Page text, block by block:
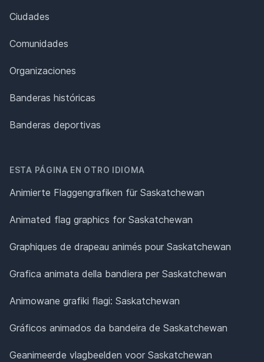
Ciudades
Comunidades
Organizaciones
Banderas históricas
Banderas deportivas
ESTA PÁGINA EN OTRO IDIOMA
Animierte Flaggengrafiken für Saskatchewan
Animated flag graphics for Saskatchewan
Graphiques de drapeau animés pour Saskatchewan
Grafica animata della bandiera per Saskatchewan
Animowane grafiki flagi: Saskatchewan
Gráficos animados da bandeira de Saskatchewan
Geanimeerde vlagbeelden voor Saskatchewan